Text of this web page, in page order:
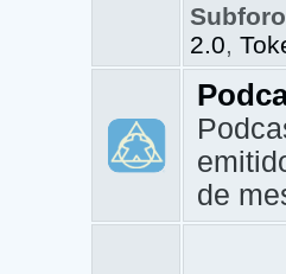
2.0,
de